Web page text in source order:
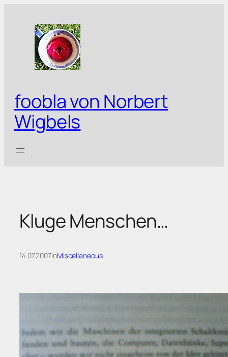
springen
foobla von Norbert
Wigbels
Kluge Menschen…
14.07.2007inMiscellaneous